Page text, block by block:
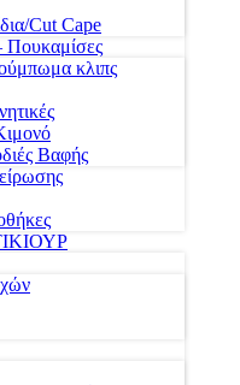
Cut Cape
Πουκαμίσες
κλιπς
Βαφής